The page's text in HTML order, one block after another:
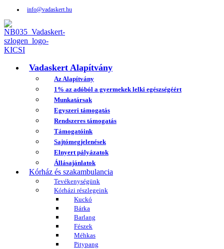
info@vadaskert.hu
Vadaskert Alapítvány
Az Alapítvány
1% az adóból a gyermekek lelki egészségéért
Munkatársak
Egyszeri támogatás
Rendszeres támogatás
Támogatóink
Sajtómegjelenések
Elnyert pályázatok
Állásajánlatok
Kórház és szakambulancia
Tevékenységünk
Kórházi részlegeink
Kuckó
Bárka
Barlang
Fészek
Méhkas
Pitypang